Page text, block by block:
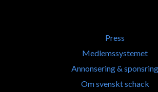
Press
Medlemssystemet
Annonsering & sponsring
Om svenskt schack